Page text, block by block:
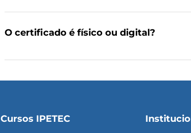
O certificado é físico ou digital?
Cursos IPETEC